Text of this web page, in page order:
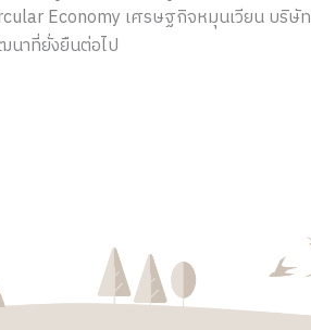
Economy เศรษฐกิจหมุนเวียน บริษั
าที่ยั่งยืนต่อไป